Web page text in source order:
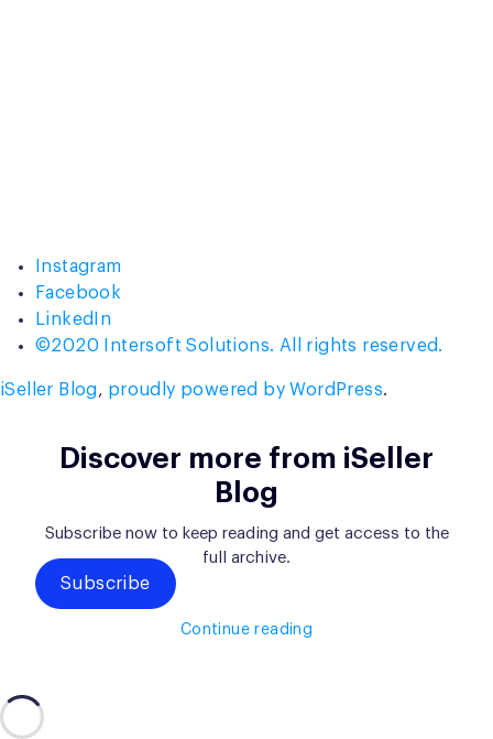
Instagram
Facebook
LinkedIn
©2020 Intersoft Solutions. All rights reserved.
iSeller Blog, proudly powered by WordPress.
Discover more from iSeller
Blog
Subscribe now to keep reading and get access to the
full archive.
Subscribe
Continue reading